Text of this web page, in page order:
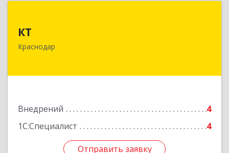
КТ
Краснодар
Внедрений
4
1С:Специалист
4
Отправить заявку
Динская ст-ца, Красная, дом № 106, кв.7
Подробнее
Отправить заявку